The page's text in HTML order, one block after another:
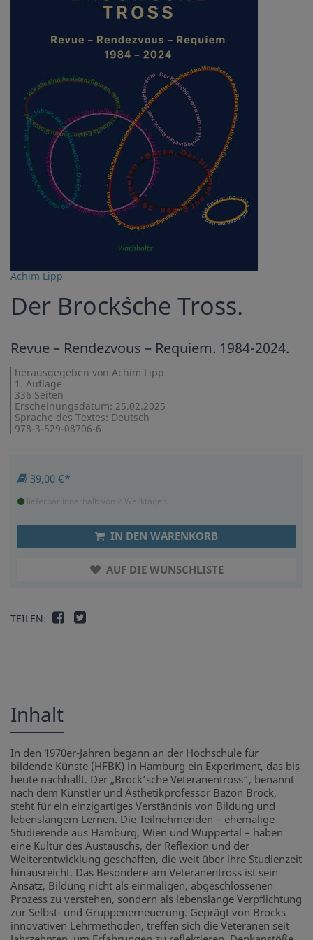
Achim Lipp
Der Brock`sche Tross.
Revue – Rendezvous – Requiem. 1984-2024.
herausgegeben von Achim Lipp
1. Auflage
336 Seiten
Erscheinungsdatum: 25.02.2025
Sprache des Textes: Deutsch
978-3-529-08706-6
39,00 €*
lieferbar innerhalb von 2 Werktagen
IN DEN WARENKORB
AUF DIE WUNSCHLISTE
TEILEN:
Inhalt
In den 1970er-Jahren begann an der Hochschule für
bildende Künste (HFBK) in Hamburg ein Experiment, das bis
heute nachhallt. Der „Brock’sche Veteranentross“, benannt
nach dem Künstler und Ästhetikprofessor Bazon Brock,
steht für ein einzigartiges Verständnis von Bildung und
lebenslangem Lernen. Die Teilnehmenden – ehemalige
Studierende aus Hamburg, Wien und Wuppertal – haben
eine Kultur des Austauschs, der Reflexion und der
Weiterentwicklung geschaffen, die weit über ihre Studienzeit
hinausreicht. Das Besondere am Veteranentross ist sein
Ansatz, Bildung nicht als einmaligen, abgeschlossenen
Prozess zu verstehen, sondern als lebenslange Verpflichtung
zur Selbst- und Gruppenerneuerung. Geprägt von Brocks
innovativen Lehrmethoden, treffen sich die Veteranen seit